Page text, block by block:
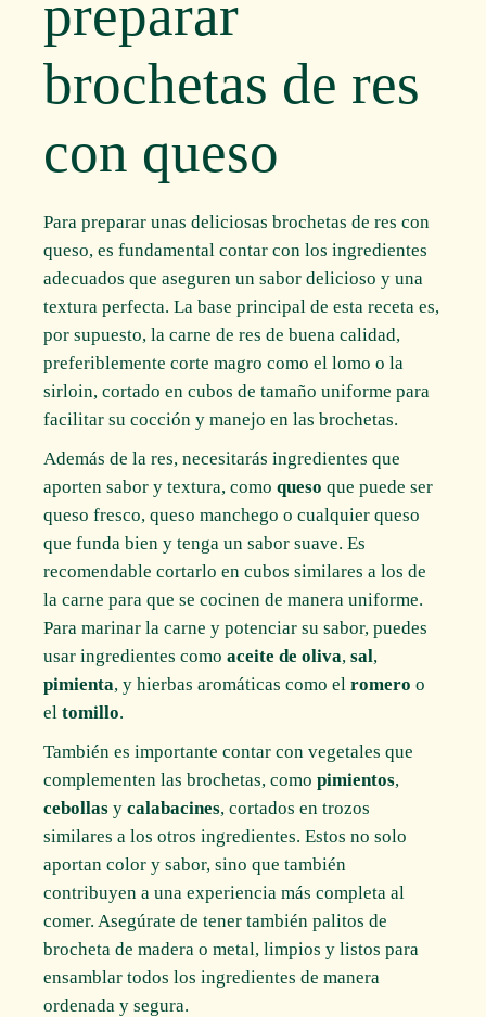
preparar
brochetas de res
con queso
Para preparar unas deliciosas brochetas de res con
queso, es fundamental contar con los ingredientes
adecuados que aseguren un sabor delicioso y una
textura perfecta. La base principal de esta receta es,
por supuesto, la carne de res de buena calidad,
preferiblemente corte magro como el lomo o la
sirloin, cortado en cubos de tamaño uniforme para
facilitar su cocción y manejo en las brochetas.
Además de la res, necesitarás ingredientes que
aporten sabor y textura, comoqueso que puede ser
queso fresco, queso manchego o cualquier queso
que funda bien y tenga un sabor suave. Es
recomendable cortarlo en cubos similares a los de
la carne para que se cocinen de manera uniforme.
Para marinar la carne y potenciar su sabor, puedes
usar ingredientes comoaceite de oliva,sal,
pimienta, y hierbas aromáticas como elromero o
eltomillo.
También es importante contar con vegetales que
complementen las brochetas, comopimientos,
cebollas ycalabacines, cortados en trozos
similares a los otros ingredientes. Estos no solo
aportan color y sabor, sino que también
contribuyen a una experiencia más completa al
comer. Asegúrate de tener también palitos de
brocheta de madera o metal, limpios y listos para
ensamblar todos los ingredientes de manera
ordenada y segura.